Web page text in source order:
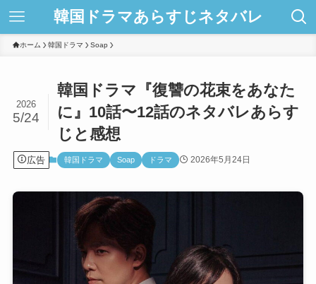
韓国ドラマあらすじネタバレ
ホーム 韓国ドラマ Soap
韓国ドラマ『復讐の花束をあなた
に』10話〜12話のネタバレあらす
じと感想
2026
5/24
広告 韓国ドラマ Soap ドラマ 2026年5月24日